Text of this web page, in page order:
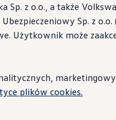
Wallbox ID.Charger
stacje i porady
z o.o., a także
Ubezpieczeniowy Sp. z
Użytkownik może
plików cookies.